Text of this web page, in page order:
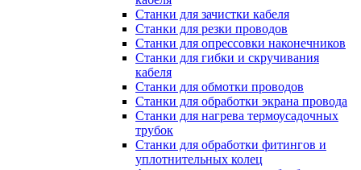
Станки для зачистки кабеля
Станки для резки проводов
Станки для опрессовки наконечников
Станки для гибки и скручивания
кабеля
Станки для обмотки проводов
Станки для обработки экрана провода
Станки для нагрева термоусадочных
трубок
Станки для обработки фитингов и
уплотнительных колец